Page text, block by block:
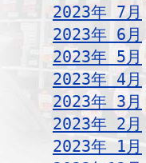
2023年 7月
2023年 6月
2023年 5月
2023年 4月
2023年 3月
2023年 2月
2023年 1月